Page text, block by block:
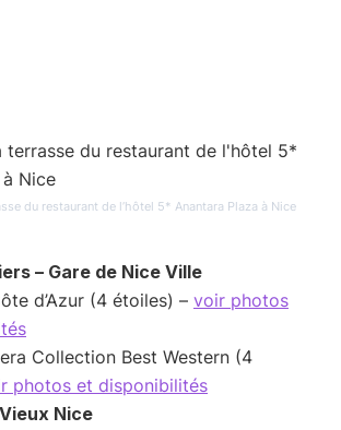
du restaurant de l’hôtel 5* Anantara Plaza à Nice
– Gare de Nice Ville
d’Azur (4 étoiles) – voir photos
Collection Best Western (4
photos et disponibilités
Nice